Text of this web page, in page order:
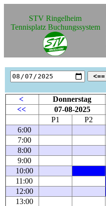
STV Ringelheim
Tennisplatz Buchungssystem
<==
< Donnerstag
<<
07-08-2025
P1
P2
6:00
7:00
8:00
9:00
10:00
11:00
12:00
13:00